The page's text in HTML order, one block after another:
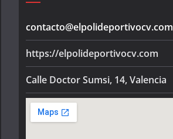
contacto@elpolideportivocv.com
https://elpolideportivocv.com
Calle Doctor Sumsi, 14, Valencia